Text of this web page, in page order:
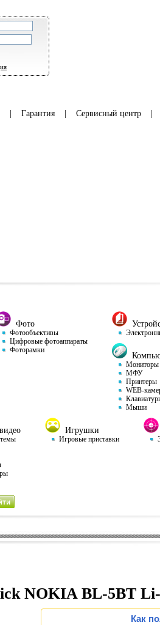
| Гарантия| Сервисный центр|
Фото
Фотообъективы
Цифровые фотоаппараты
Фоторамки
Мониторы
МФУ
Принтеры
WEB-
Мыши
Игрушки
Игровые приставки
NOKIA BL-5BT
Как